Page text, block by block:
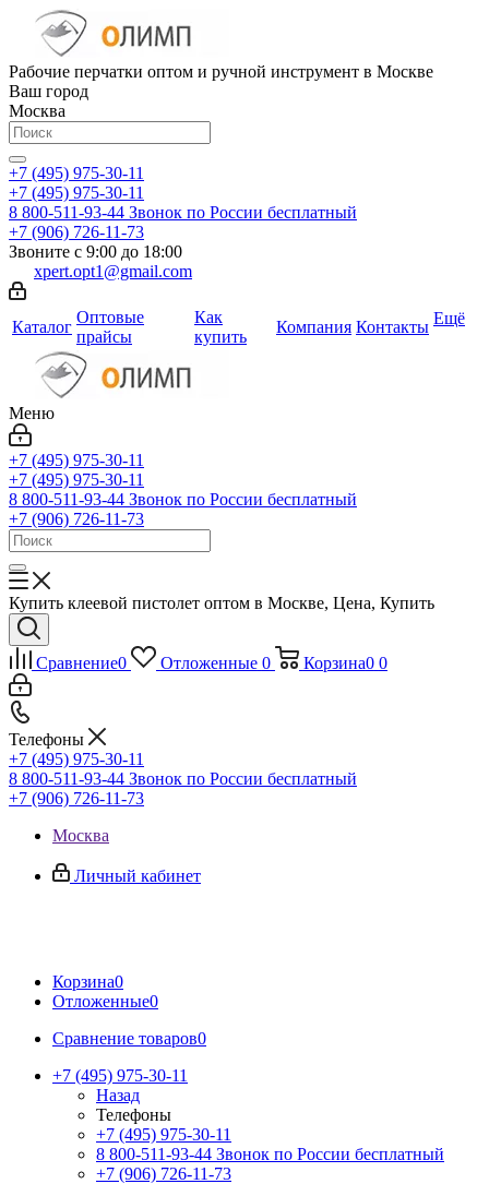
Рабочие перчатки оптом и ручной инструмент в Москве
Ваш город
Москва
+7 (495) 975-30-11
+7 (495) 975-30-11
8 800-511-93-44 Звонок по России бесплатный
+7 (906) 726-11-73
Звоните с 9:00 до 18:00
xpert.opt1@gmail.com
Каталог
Оптовые
прайсы
Как
купить
Компания Контакты Ещё
Меню
+7 (495) 975-30-11
+7 (495) 975-30-11
8 800-511-93-44 Звонок по России бесплатный
+7 (906) 726-11-73
Купить клеевой пистолет оптом в Москве, Цена, Купить
Сравнение0 Отложенные 0 Корзина0 0
Телефоны
+7 (495) 975-30-11
8 800-511-93-44 Звонок по России бесплатный
+7 (906) 726-11-73
Москва
Личный кабинет
Корзина0
Отложенные0
Сравнение товаров0
+7 (495) 975-30-11
Назад
Телефоны
+7 (495) 975-30-11
8 800-511-93-44 Звонок по России бесплатный
+7 (906) 726-11-73